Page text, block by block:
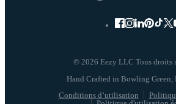
© 2026 Eezy LLC Tous droits
Conditions d’utilisation